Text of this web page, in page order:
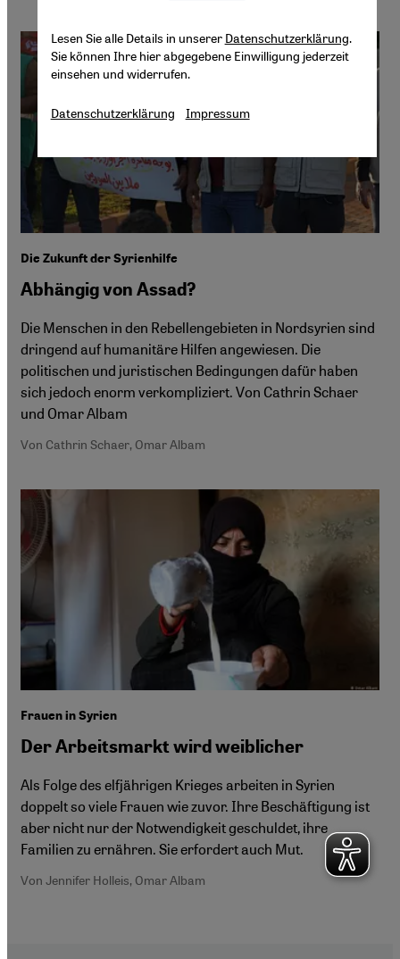
Die Zukunft der Syrienhilfe
Abhängig von Assad?
Die Menschen in den Rebellengebieten in Nordsyrien sind
dringend auf humanitäre Hilfen angewiesen. Die
politischen und juristischen Bedingungen dafür haben
sich jedoch enorm verkompliziert. Von Cathrin Schaer
und Omar Albam
Von Cathrin Schaer, Omar Albam
Frauen in Syrien
Der Arbeitsmarkt wird weiblicher
Als Folge des elfjährigen Krieges arbeiten in Syrien
doppelt so viele Frauen wie zuvor. Ihre Beschäftigung ist
aber nicht nur der Notwendigkeit geschuldet, ihre
Familien zu ernähren. Sie erfordert auch Mut.
Von Jennifer Holleis, Omar Albam
Lesen Sie alle Details in unserer Datenschutzerklärung.
Sie können Ihre hier abgegebene Einwilligung jederzeit
einsehen und widerrufen.
Datenschutzerklärung Impressum